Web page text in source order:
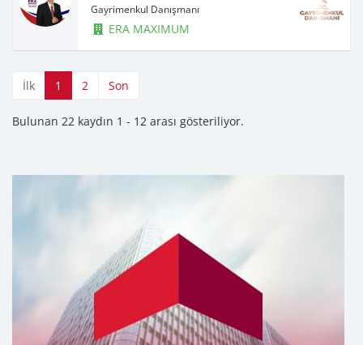
Gayrimenkul Danışmanı
ERA MAXIMUM
İlk 1 2 Son
Bulunan 22 kaydın 1 - 12 arası gösteriliyor.